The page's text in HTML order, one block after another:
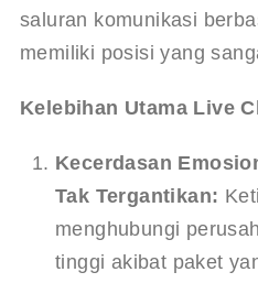
saluran komunikasi
memiliki posisi yang
Kelebihan Utama Live
Kecerdasan
Tak Tergantikan:
menghubungi
tinggi akibat paket